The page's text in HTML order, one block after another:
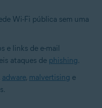
Wi-Fi pública sem uma
e links de e-mail
ataques de phishing.
adware, malvertising e